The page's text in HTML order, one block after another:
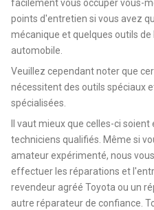
facilement vous occuper vous-
points d'entretien si vous avez
mécanique et quelques outils
automobile.
Veuillez cependant noter que
nécessitent des outils spéciaux
spécialisées.
Il vaut mieux que celles-ci
techniciens qualifiés. Même si
amateur expérimenté, nous
effectuer les réparations et
revendeur agréé Toyota ou un
autre réparateur de confiance.